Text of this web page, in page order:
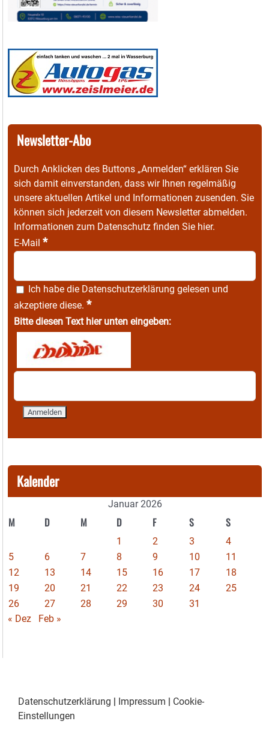
Newsletter-Abo
Durch Anklicken des Buttons „Anmelden“ erklären Sie
sich damit einverstanden, dass wir Ihnen regelmäßig
unsere aktuellen Artikel und Informationen zusenden. Sie
können sich jederzeit von diesem Newsletter abmelden.
Informationen zum Datenschutz finden Sie hier.
E-Mail *
Ich habe die Datenschutzerklärung gelesen und
akzeptiere diese. *
Bitte diesen Text hier unten eingeben:
Kalender
Januar 2026
M D M D F S S
1 2 3
4
5
6 7 8 9 10
11
12
13 14 15 16 17
18
19
20 21 22 23 24
25
26
27 28 29 30
31
« Dez
Feb »
Datenschutzerklärung | Impressum | Cookie-
Einstellungen